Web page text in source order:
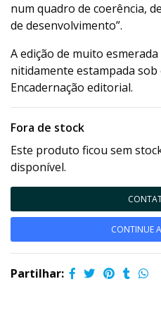
num quadro de coerência,
de desenvolvimento”.
A edição de muito
nitidamente estampada
Encadernação editorial.
Fora de stock
Este produto ficou sem
disponível.
CONTINUE
Partilhar: